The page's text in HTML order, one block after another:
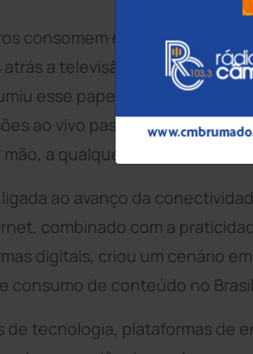
consomem entretenimento
a televisão ocupava o
esse papel de forma
ao vivo passaram a fazer
a qualquer hora e em
ao avanço da
combinado com a
digitais, criou um cenário
consumo de conteúdo no
de tecnologia, plataformas de